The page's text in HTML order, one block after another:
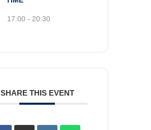
17:00 - 20:30
SHARE THIS EVENT